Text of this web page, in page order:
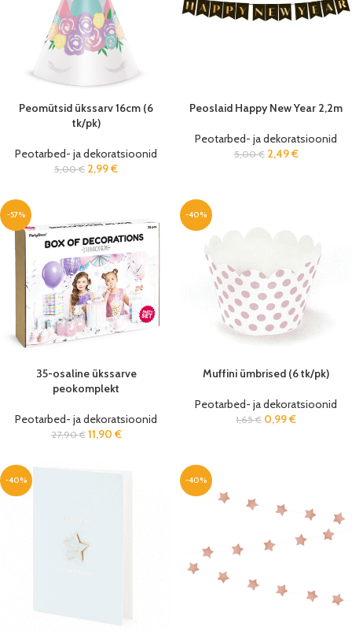
Peomütsid ükssarv 16cm (6
tk/pk)
Peotarbed- ja dekoratsioonid
5,00€ 2,99€
Peoslaid Happy New Year 2,2m
Peotarbed- ja dekoratsioonid
5,00€ 2,49€
-57%
35-osaline ükssarve
peokomplekt
Peotarbed- ja dekoratsioonid
27,90€ 11,90 €
-40%
Muffini ümbrised (6 tk/pk)
Peotarbed- ja dekoratsioonid
1,65€ 0,99€
-40% -40%